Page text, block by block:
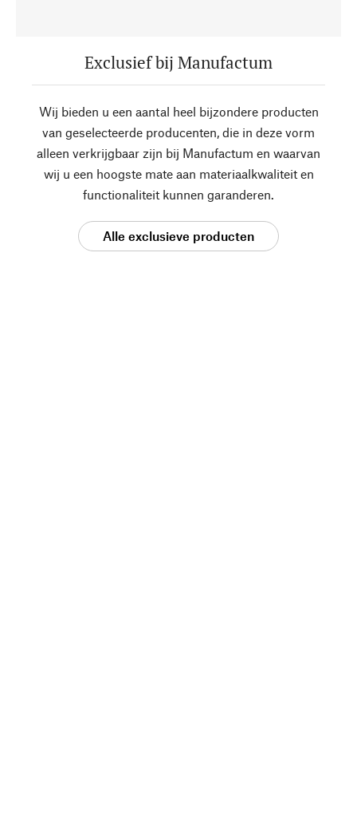
Exclusief bij Manufactum
Wij bieden u een aantal heel bijzondere producten
van geselecteerde producenten, die in deze vorm
alleen verkrijgbaar zijn bij Manufactum en waarvan
wij u een hoogste mate aan materiaalkwaliteit en
functionaliteit kunnen garanderen.
Alle exclusieve producten